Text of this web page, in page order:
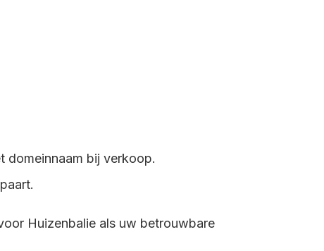
domeinnaam bij verkoop.
Huizenbalie als uw betrouwbare